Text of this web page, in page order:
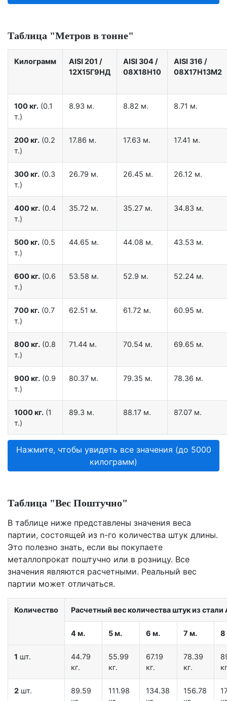
Таблица "Метров в тонне"
Килограмм AISI 201 /
12X15Г9НД
AISI 304 /
08Х18Н10
AISI 316 /
08Х17Н13М2
100 кг. (0.1
т.)
8.93 м. 8.82 м. 8.71 м.
200 кг. (0.2
т.)
17.86 м. 17.63 м. 17.41 м.
300 кг. (0.3
т.)
26.79 м. 26.45 м. 26.12 м.
400 кг. (0.4
т.)
35.72 м. 35.27 м. 34.83 м.
500 кг. (0.5
т.)
44.65 м. 44.08 м. 43.53 м.
600 кг. (0.6
т.)
53.58 м. 52.9 м. 52.24 м.
700 кг. (0.7
т.)
62.51 м. 61.72 м. 60.95 м.
800 кг. (0.8
т.)
71.44 м. 70.54 м. 69.65 м.
900 кг. (0.9
т.)
80.37 м. 79.35 м. 78.36 м.
1000 кг. (1
т.)
89.3 м. 88.17 м. 87.07 м.
Нажмите, чтобы увидеть все значения (до 5000
килограмм)
Таблица "Вес Поштучно"
В таблице ниже представлены значения веса
партии, состоящей из n-го количества штук длины.
Это полезно знать, если вы покупаете
металлопрокат поштучно или в розницу. Все
значения являются расчетными. Реальный вес
партии может отличаться.
Количество Расчетный вес количества штук из
4 м. 5 м. 6 м. 7 м. 8
1 шт.
44.79
кг.
55.99
кг.
67.19
кг.
78.39
кг.
2 шт.
89.59
111.98
134.38
156.78